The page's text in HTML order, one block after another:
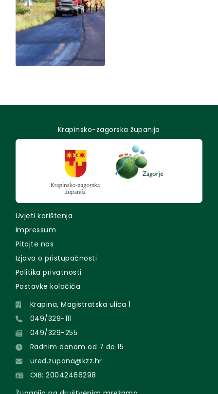
Krapinsko-zagorska županija
Uvjeti korištenja
Impressum
Pitajte nas
Izjava o pristupačnosti
Politika privatnosti
Postavke kolačića
Krapina, Magistratska ulica 1
049/329-111
049/329-255
Radnim danom od 7 do 15
ured.zupana@kzz.hr
OIB: 20042466298